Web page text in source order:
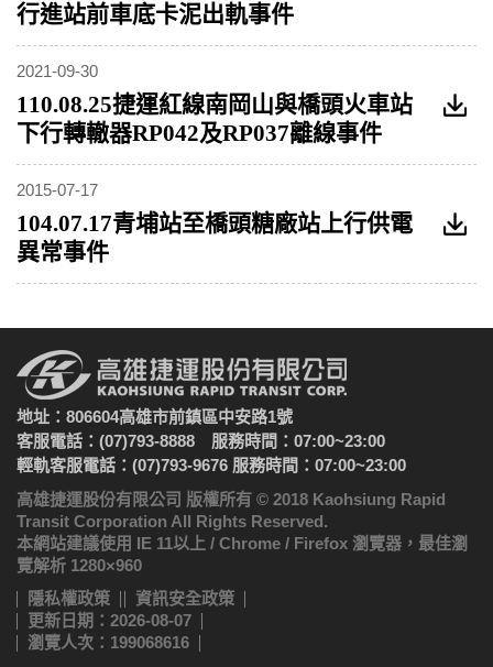
行進站前車底卡泥出軌事件
2021-09-30
110.08.25捷運紅線南岡山與橋頭火車站
下行轉轍器RP042及RP037離線事件
2015-07-17
104.07.17青埔站至橋頭糖廠站上行供電
異常事件
地址：806604高雄市前鎮區中安路1號
客服電話：(07)793-8888 服務時間：07:00~23:00
輕軌客服電話：(07)793-9676 服務時間：07:00~23:00
高雄捷運股份有限公司 版權所有 © 2018 Kaohsiung Rapid
Transit Corporation All Rights Reserved.
本網站建議使用 IE 11以上 / Chrome / Firefox 瀏覽器，最佳瀏
覽解析 1280×960
隱私權政策
資訊安全政策
更新日期：2026-08-07
瀏覽人次：199068616